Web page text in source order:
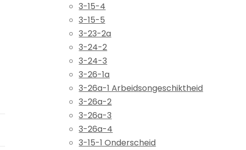
3-15-4
3-15-5
3-23-2a
3-24-2
3-24-3
3-26-1a
3-26a-1 Arbeidsongeschiktheid
3-26a-2
3-26a-3
3-26a-4
3-15-1 Onderscheid